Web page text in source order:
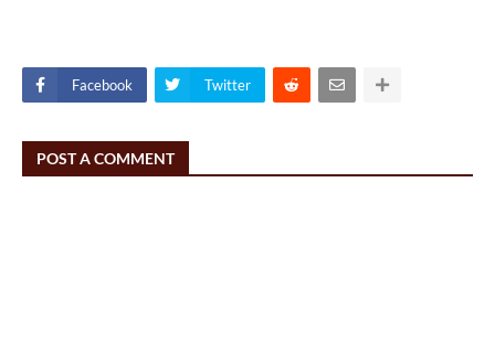
Facebook Twitter
POST A COMMENT